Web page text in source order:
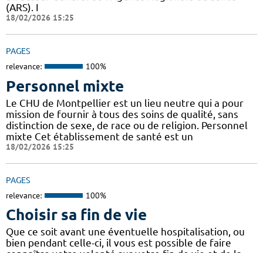
(ARS). I
18/02/2026 15:25
PAGES
relevance: 100%
Personnel mixte
Le CHU de Montpellier est un lieu neutre qui a pour
mission de fournir à tous des soins de qualité, sans
distinction de sexe, de race ou de religion. Personnel
mixte Cet établissement de santé est un
18/02/2026 15:25
PAGES
relevance: 100%
Choisir sa fin de vie
Que ce soit avant une éventuelle hospitalisation, ou
bien pendant celle-ci, il vous est possible de faire